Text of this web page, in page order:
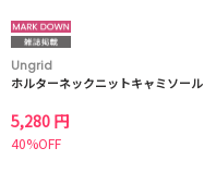
Ungrid
ホルターネックニットキャミソール
5,280 円
40%OFF